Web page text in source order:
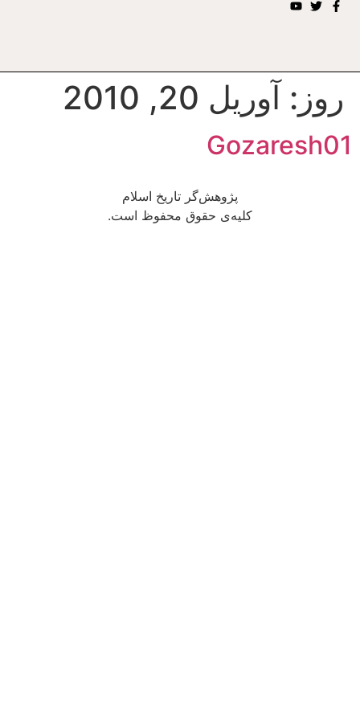
روز: آوریل 20, 2010
Gozaresh01
پژوهش‌گر تاریخ اسلام
کلیه‌ی حقوق محفوظ است.